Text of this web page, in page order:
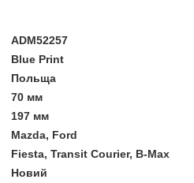
ADM52257
Blue Print
Польща
70 мм
197 мм
Mazda, Ford
Fiesta, Transit Courier, B-Max
Новий